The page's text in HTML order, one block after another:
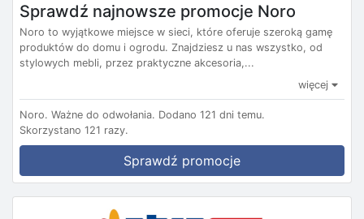
Sprawdź najnowsze promocje Noro
Noro to wyjątkowe miejsce w sieci, które oferuje szeroką gamę
produktów do domu i ogrodu. Znajdziesz u nas wszystko, od
stylowych mebli, przez praktyczne akcesoria,...
więcej
Noro. Ważne do odwołania. Dodano 121 dni temu.
Skorzystano 121 razy.
Sprawdź promocje